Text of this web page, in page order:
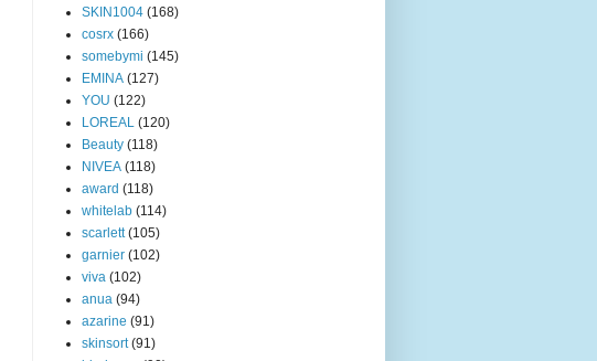
SKIN1004 (168)
cosrx (166)
somebymi (145)
EMINA (127)
YOU (122)
LOREAL (120)
Beauty (118)
NIVEA (118)
award (118)
whitelab (114)
scarlett (105)
garnier (102)
viva (102)
anua (94)
azarine (91)
skinsort (91)